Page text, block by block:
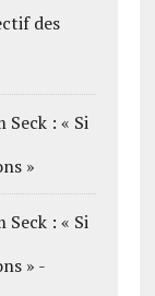
des
: « Si
»
: « Si
» -